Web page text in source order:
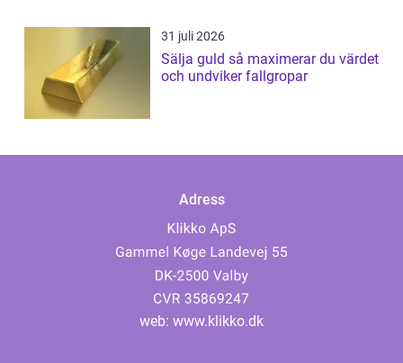
31 juli 2026
Sälja guld så maximerar du värdet
och undviker fallgropar
Adress
web: www.klikko.dk